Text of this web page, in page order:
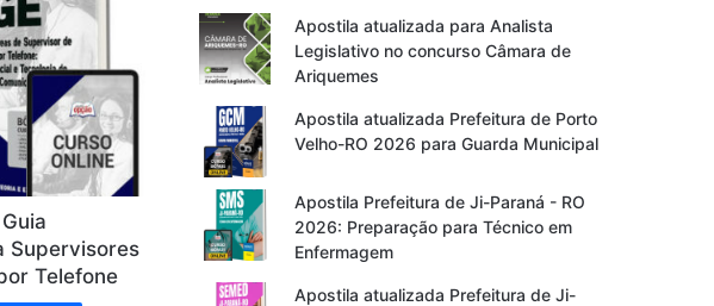
Supervisores
Telefone
Apostila atualizada para Analista
Legislativo no concurso Câmara de
Ariquemes
Apostila atualizada Prefeitura de Porto
Velho-RO 2026 para Guarda Municipal
Apostila Prefeitura de Ji-Paraná - RO
2026: Preparação para Técnico em
Enfermagem
Apostila atualizada Prefeitura de Ji-